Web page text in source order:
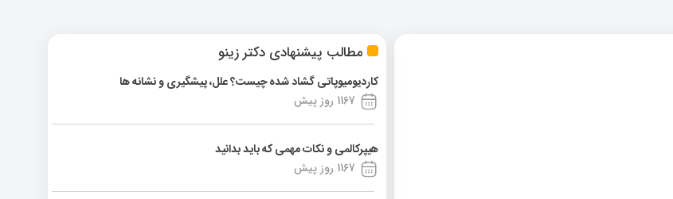
مطالب پیشنهادی دکتر زینو
کاردیومیوپاتی گشاد شده چیست؟ علل، پیشگیری و نشانه ها
1167 روز پیش
هیپرکالمی و نکات مهمی که باید بدانید
1167 روز پیش